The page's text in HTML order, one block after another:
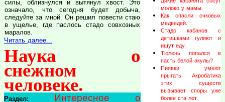
силы, облизнулся и вытянул хвост. Это
означало, что сегодня будет добыча,
следуйте за мной. Он решил повести стаю
в ущелье, где паслось стадо совхозных
маралов.
Читать далее...
Наука о
снежном
человеке.
Раздел:
Интересное о
молоко у мамы.
Как спасли очковых
медведей.
Стадо кабанов с
детишками гуляют и
ищут еду.
Тюлень попался в
пасть белой акулы?
Пиявки умеют
прыгать. Акробатика
этих существ
вызывает споры уже
более ста лет.